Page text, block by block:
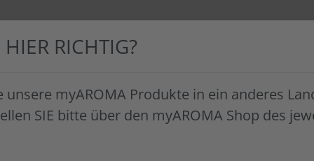
RICHTIG?
unsere myAROMA Produkte in ein anderes
SIE bitte über den myAROMA Shop des